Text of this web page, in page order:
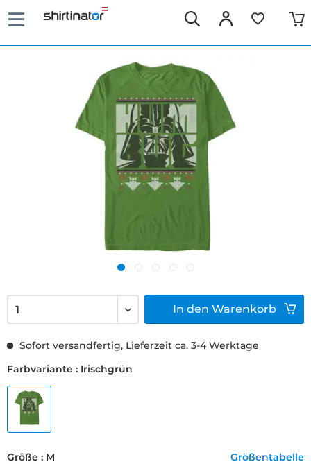
Sofort versandfertig, Lieferzeit ca. 3-4 Werktage
Farbvariante : Irischgrün
Größe : M Größentabelle
In den Warenkorb